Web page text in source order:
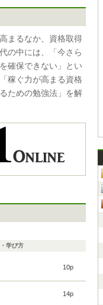
まるなか、資格取得
の中には、「今さら
確保できない」とい
稼ぐ力が高まる資格
ための勉強法」を解
学び方
10p
14p